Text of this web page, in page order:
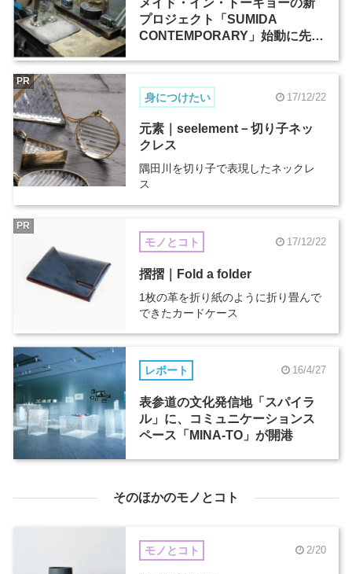
メイド・イン・トーキョーの新
プロジェクト「SUMIDA
CONTEMPORARY」始動に先駆
身につけたい 17/12/22
元素｜seelement－切り子ネッ
クレス
隅田川を切り子で表現したネックレ
ス
PR
モノとコト 17/12/22
摺摺｜Fold a folder
1枚の革を折り紙のように折り畳んで
できたカードケース
PR
レポート 16/4/27
表参道の文化発信地「スパイラ
ル」に、コミュニケーションス
ペース「MINA-TO」が開港
そのほかのモノとコト
モノとコト 2/20